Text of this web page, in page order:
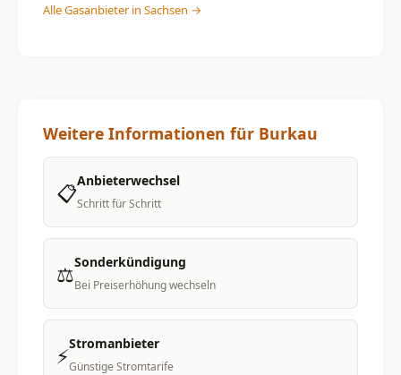
Alle Gasanbieter in Sachsen →
Weitere Informationen für Burkau
📋Anbieterwechsel
Schritt für Schritt
⚖️Sonderkündigung
Bei Preiserhöhung wechseln
⚡Stromanbieter
Günstige Stromtarife